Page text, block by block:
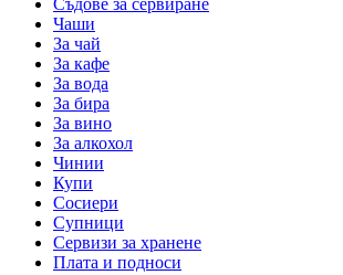
Съдове за сервиране
Чаши
За чай
За кафе
За вода
За бира
За вино
За алкохол
Чинии
Купи
Сосиери
Супници
Сервизи за хранене
Плата и подноси